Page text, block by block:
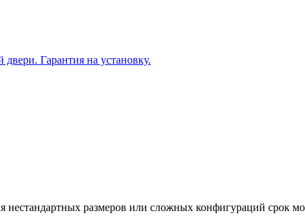
Гарантия на установку.
нестандартных размеров или сложных конфигураций срок